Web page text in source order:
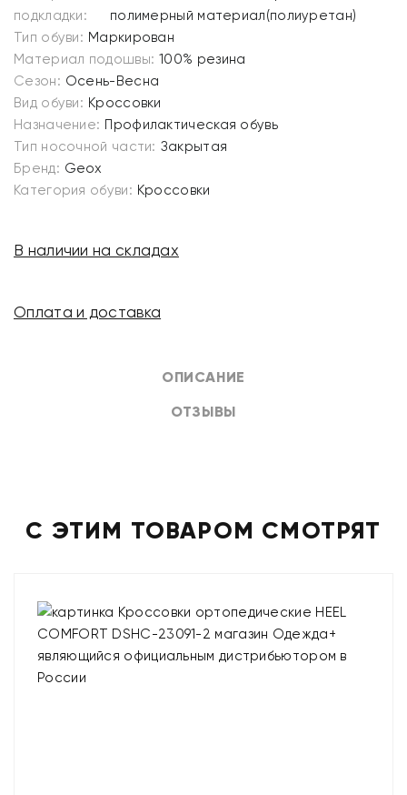
ОПИСАНИЕ
ОТЗЫВЫ
подкладки:
полимерный материал(полиуретан)
Тип обуви: Маркирован
Материал подошвы: 100% резина
Сезон: Осень-Весна
Вид обуви: Кроссовки
Назначение: Профилактическая обувь
Тип носочной части: Закрытая
Бренд: Geox
Категория обуви: Кроссовки
В наличии на складах
Оплата и доставка
С ЭТИМ ТОВАРОМ СМОТРЯТ